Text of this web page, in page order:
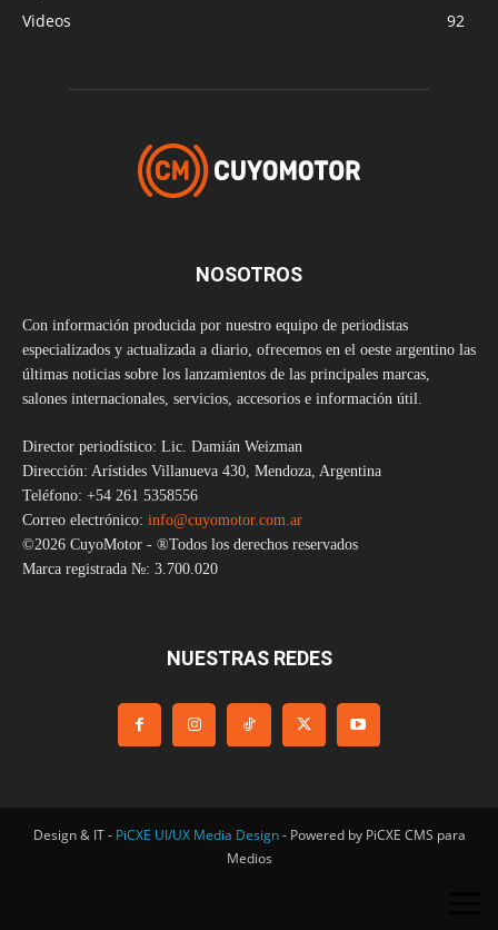
Videos
92
NOSOTROS
Con información producida por nuestro equipo de periodistas
especializados y actualizada a diario, ofrecemos en el oeste argentino las
últimas noticias sobre los lanzamientos de las principales marcas,
salones internacionales, servicios, accesorios e información útil.
Director periodístico: Lic. Damián Weizman
Dirección: Arístides Villanueva 430, Mendoza, Argentina
Teléfono: +54 261 5358556
Correo electrónico: info@cuyomotor.com.ar
©2026 CuyoMotor - ®Todos los derechos reservados
Marca registrada №: 3.700.020
NUESTRAS REDES
Design & IT - PiCXE UI/UX Media Design- Powered by PiCXE CMS para
Medios